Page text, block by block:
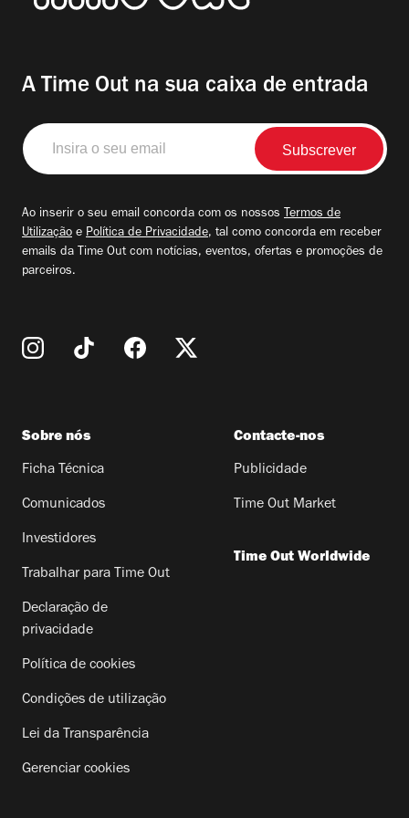
A Time Out na sua caixa de entrada
Insira
o
seu
Ao inserir o seu email concorda com os nossos Termos de
Utilização e Política de Privacidade, tal como concorda em receber
emails da Time Out com notícias, eventos, ofertas e promoções de
parceiros.
Sobre nós
Ficha Técnica
Comunicados
Investidores
Trabalhar para Time Out
Declaração de
privacidade
Política de cookies
Condições de utilização
Lei da Transparência
Gerenciar cookies
Contacte-nos
Publicidade
Time Out Market
Time Out Worldwide